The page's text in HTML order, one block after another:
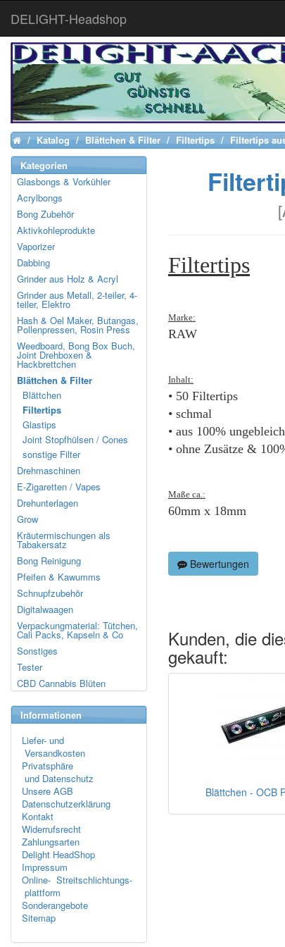
HomeKatalog Blättchen & Filter Filtertips Filtertips
[
Filtertips
Marke:
RAW
Inhalt:
• 50 Filtertips
• schmal
• aus 100%
• ohne Zusätze &
Maße ca.:
60mm x 18mm
Bewertungen
Kunden, die
gekauft:
Blättchen - OCB
Kategorien
Glasbongs & Vorkühler
Acrylbongs
Bong Zubehör
Aktivkohleprodukte
Vaporizer
Dabbing
Grinder aus Holz & Acryl
Grinder aus Metall, 2-teiler, 4-
teiler, Elektro
Hash & Oel Maker, Butangas,
Pollenpressen, Rosin Press
Weedboard, Bong Box Buch,
Joint Drehboxen &
Hackbrettchen
Blättchen & Filter
Blättchen
Filtertips
Glastips
Joint Stopfhülsen / Cones
sonstige Filter
Drehmaschinen
E-Zigaretten / Vapes
Drehunterlagen
Grow
Kräutermischungen als
Tabakersatz
Bong Reinigung
Pfeifen & Kawumms
Schnupfzubehör
Digitalwaagen
Verpackungmaterial: Tütchen,
Cali Packs, Kapseln & Co
Sonstiges
Tester
CBD Cannabis Blüten
Informationen
Liefer- und
Versandkosten
Privatsphäre
und Datenschutz
Unsere AGB
Datenschutzerklärung
Kontakt
Widerrufsrecht
Zahlungsarten
Delight HeadShop
Impressum
Online- Streitschlichtungs-
plattform
Sonderangebote
Sitemap
DELIGHT-Headshop